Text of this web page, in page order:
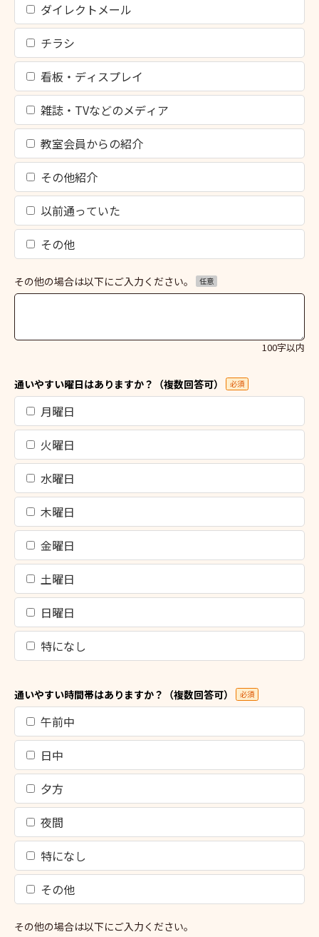
ダイレクトメール
チラシ
看板・ディスプレイ
雑誌・TVなどのメディア
教室会員からの紹介
その他紹介
以前通っていた
その他
その他の場合は以下にご入力ください。 任意
100字以内
通いやすい曜日はありますか？（複数回答可） 必須
月曜日
火曜日
水曜日
木曜日
金曜日
土曜日
日曜日
特になし
通いやすい時間帯はありますか？（複数回答可） 必須
午前中
日中
夕方
夜間
特になし
その他
その他の場合は以下にご入力ください。